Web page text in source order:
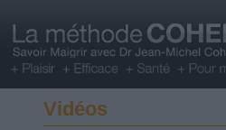
Vidéos